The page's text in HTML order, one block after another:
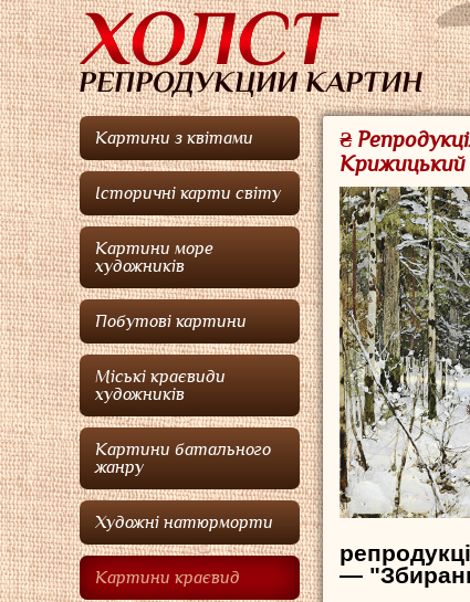
Картини з квітами
Історичні карти світу
Картини море
художників
Побутові картини
Міські краєвиди
художників
Картини батального
жанру
Художні натюрморти
Картини краєвид
₴
—